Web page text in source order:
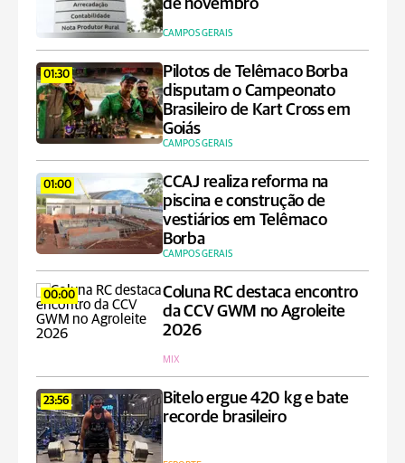
de novembro
CAMPOS GERAIS
01:30
Pilotos de Telêmaco Borba
disputam o Campeonato
Brasileiro de Kart Cross em
Goiás
CAMPOS GERAIS
01:00
CCAJ realiza reforma na
piscina e construção de
vestiários em Telêmaco
Borba
CAMPOS GERAIS
00:00
Coluna RC destaca encontro
da CCV GWM no Agroleite
2026
MIX
23:56
Bitelo ergue 420 kg e bate
recorde brasileiro